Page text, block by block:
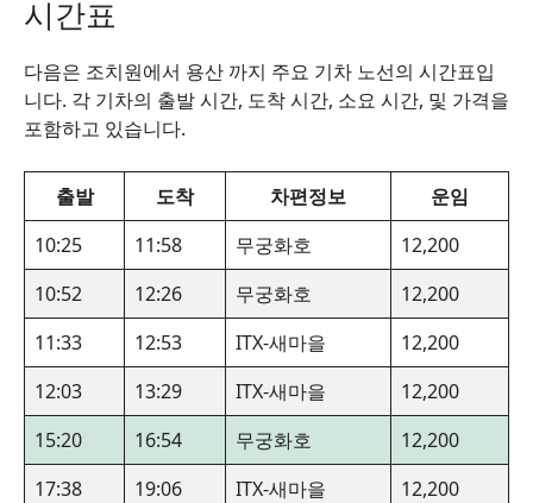
시간표
다음은 조치원에서 용산 까지 주요 기차 노선의 시간표입
니다. 각 기차의 출발 시간, 도착 시간, 소요 시간, 및 가격을
포함하고 있습니다.
출발 도착 차편정보
운임
10:25
11:58 무궁화호
12,200
10:52
12:26 무궁화호
12,200
11:33
12:53 ITX-새마을
12,200
12:03
13:29 ITX-새마을
12,200
15:20
16:54 무궁화호
12,200
17:38
19:06 ITX-새마을
12,200